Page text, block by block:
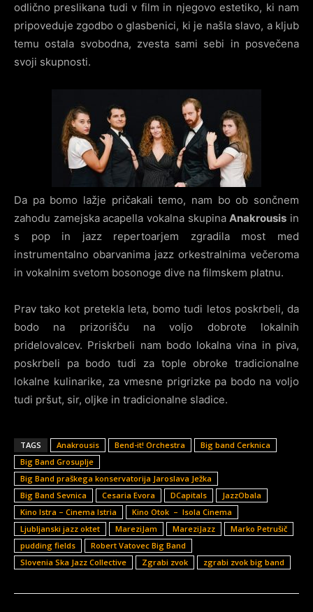
odlično preslikana tudi v film in njegovo estetiko, ki nam
pripoveduje zgodbo o glasbenici, ki je našla slavo, a kljub
temu ostala svobodna, zvesta sami sebi in posvečena
svoji skupnosti.
Da pa bomo lažje pričakali temo, nam bo ob sončnem
zahodu zamejska acapella vokalna skupinaAnakrousis in
s pop in jazz repertoarjem zgradila most med
instrumentalno obarvanima jazz orkestralnima večeroma
in vokalnim svetom bosonoge dive na filmskem platnu.
Prav tako kot pretekla leta, bomo tudi letos poskrbeli, da
bodo na prizorišču na voljo dobrote lokalnih
pridelovalcev. Priskrbeli nam bodo lokalna vina in piva,
poskrbeli pa bodo tudi za tople obroke tradicionalne
lokalne kulinarike, za vmesne prigrizke pa bodo na voljo
tudi pršut, sir, oljke in tradicionalne sladice.
TAGS Anakrousis Bend-it! Orchestra
Big band Cerknica
Big Band Grosuplje
Big Band praškega konservatorija Jaroslava Ježka
Big Band Sevnica
Cesaria Evora DCapitals
JazzObala
Kino Istra – Cinema Istria
Kino Otok – Isola Cinema
Ljubljanski jazz oktet
MareziJam MareziJazz
Marko Petrušič
pudding fields
Robert Vatovec Big Band
Slovenia Ska Jazz Collective
Zgrabi zvok zgrabi zvok big band